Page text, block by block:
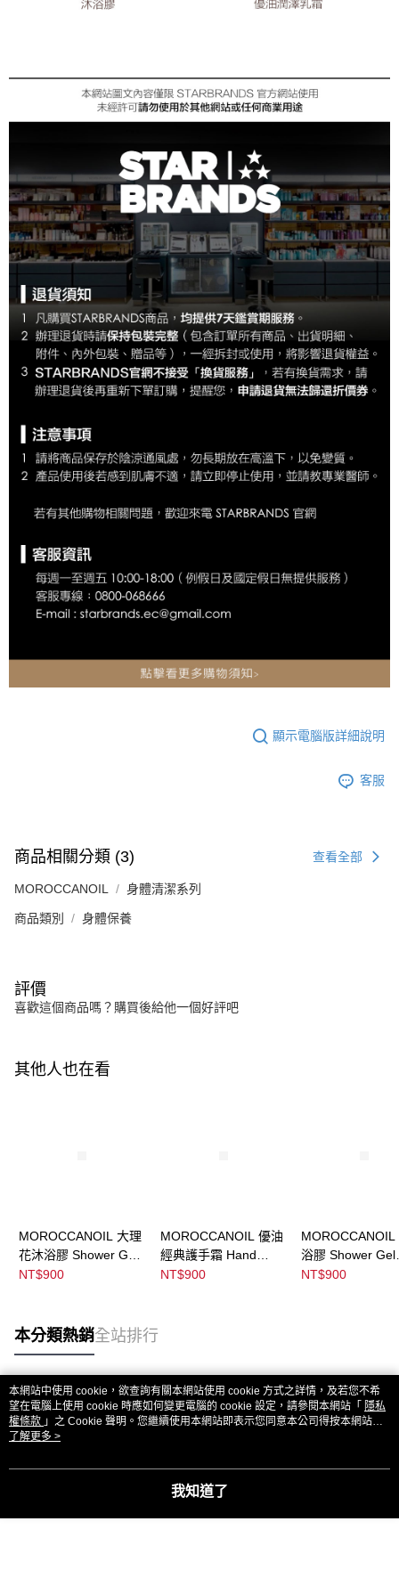
顯示電腦版詳細說明
客服
商品相關分類 (3) 查看全部
MOROCCANOIL 身體清潔系列
商品類別 身體保養
評價
喜歡這個商品嗎？購買後給他一個好評吧
其他人也在看
MOROCCANOIL 大理
花沐浴膠 Shower Gel
Dahlia Rouge
NT$900
MOROCCANOIL 優油
經典護手霜 Hand
Cream Fragrance
NT$900
MOROCCANOIL
浴膠 Shower Gel
Soleil De Tander
NT$900
本分類熱銷全站排行
熱門標籤
本網站中使用 cookie，欲查詢有關本網站使用 cookie 方式之詳情，及若您不希
望在電腦上使用 cookie 時應如何變更電腦的 cookie 設定，請參閱本網站「 隱私
權條款 」之 Cookie 聲明。您繼續使用本網站即表示您同意本公司得按本網站使
用條款之 Cookie 聲明使用 cookie。
了解更多 >
我知道了